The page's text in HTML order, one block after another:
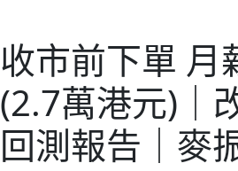
收市前下單 月
(2.7萬港元)｜
回測報告｜麥